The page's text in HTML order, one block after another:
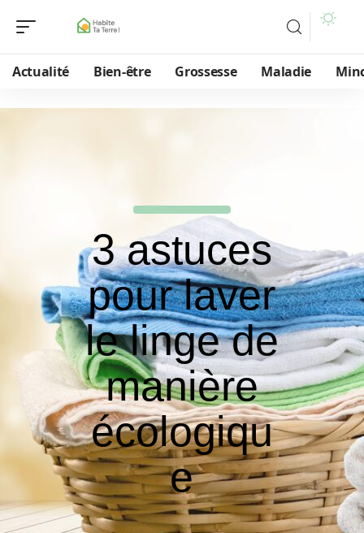
Actualité Bien-être Grossesse Maladie
3 astuces
pour laver
le linge de
manière
écologiqu
e